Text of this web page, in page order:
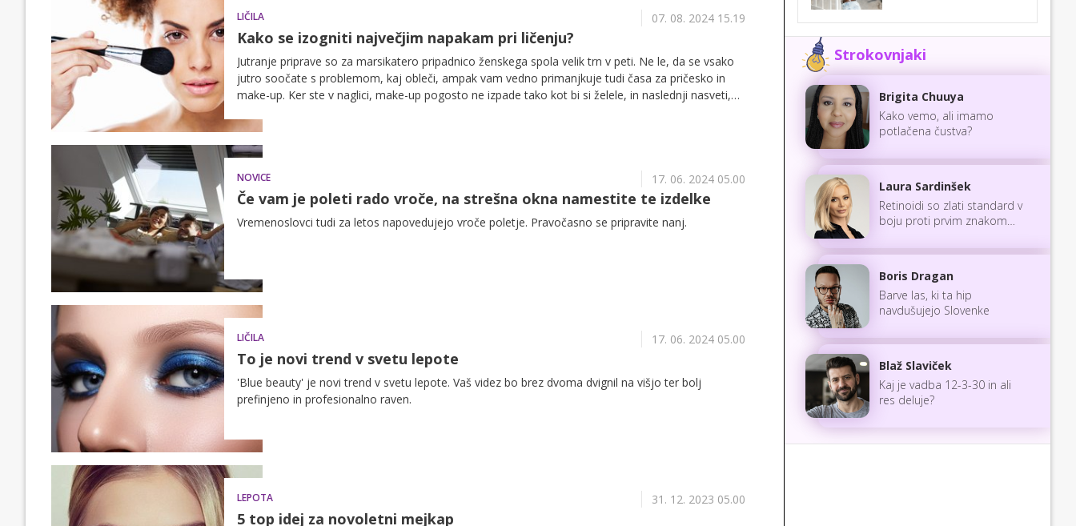
LIČILA 07. 08. 2024 15.19
Kako se izogniti največjim napakam pri ličenju?
Jutranje priprave so za marsikatero pripadnico ženskega spola velik trn v peti. Ne le, da se vsako
jutro soočate s problemom, kaj obleči, ampak vam vedno primanjkuje tudi časa za pričesko in
make-up. Ker ste v naglici, make-up pogosto ne izpade tako kot bi si želele, in naslednji nasveti,
NOVICE 17. 06. 2024 05.00
Če vam je poleti rado vroče, na strešna okna namestite te izdelke
Vremenoslovci tudi za letos napovedujejo vroče poletje. Pravočasno se pripravite nanj.
LIČILA 17. 06. 2024 05.00
To je novi trend v svetu lepote
'Blue beauty' je novi trend v svetu lepote. Vaš videz bo brez dvoma dvignil na višjo ter bolj
prefinjeno in profesionalno raven.
LEPOTA 31. 12. 2023 05.00
5 top idej za novoletni mejkap
Strokovnjaki
Brigita Chuuya
Kako vemo, ali imamo
potlačena čustva?
Laura Sardinšek
Retinoidi so zlati standard v
boju proti prvim znakom
Boris Dragan
Barve las, ki ta hip
navdušujejo Slovenke
Blaž Slaviček
Kaj je vadba 12-3-30 in ali
res deluje?